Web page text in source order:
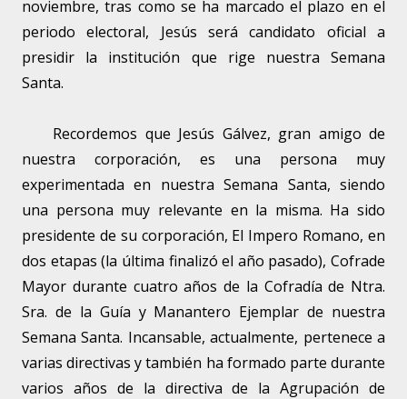
noviembre, tras como se ha marcado el plazo en el
periodo electoral, Jesús será candidato oficial a
presidir la institución que rige nuestra Semana
Santa.
Recordemos que Jesús Gálvez, gran amigo de
nuestra corporación, es una persona muy
experimentada en nuestra Semana Santa, siendo
una persona muy relevante en la misma. Ha sido
presidente de su corporación, El Impero Romano, en
dos etapas (la última finalizó el año pasado), Cofrade
Mayor durante cuatro años de la Cofradía de Ntra.
Sra. de la Guía y Manantero Ejemplar de nuestra
Semana Santa. Incansable, actualmente, pertenece a
varias directivas y también ha formado parte durante
varios años de la directiva de la Agrupación de